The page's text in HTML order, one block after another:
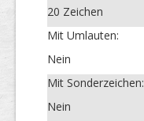
20 Zeichen
Mit Umlauten:
Nein
Mit Sonderzeichen:
Nein